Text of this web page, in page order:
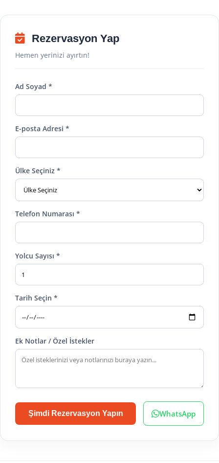
Rezervasyon Yap
Hemen yerinizi ayırtın!
Ad Soyad *
E-posta Adresi *
Ülke Seçiniz *
Telefon Numarası *
Yolcu Sayısı *
Tarih Seçin *
Ek Notlar / Özel İstekler
Şimdi Rezervasyon Yapın WhatsApp